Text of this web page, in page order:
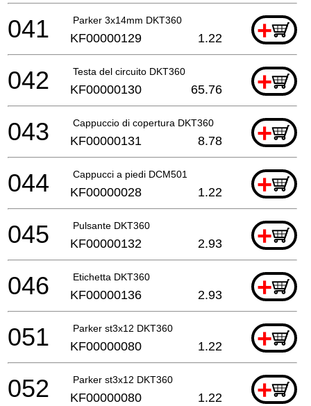
Parker 3x14mm DKT360 +
041 KF00000129 1.22
Testa del circuito DKT360 +
042 KF00000130 65.76
Cappuccio di copertura DKT360 +
043 KF00000131 8.78
Cappucci a piedi DCM501 +
044 KF00000028 1.22
Pulsante DKT360 +
045 KF00000132 2.93
Etichetta DKT360 +
046 KF00000136 2.93
Parker st3x12 DKT360 +
051 KF00000080 1.22
Parker st3x12 DKT360 +
052 KF00000080 1.22